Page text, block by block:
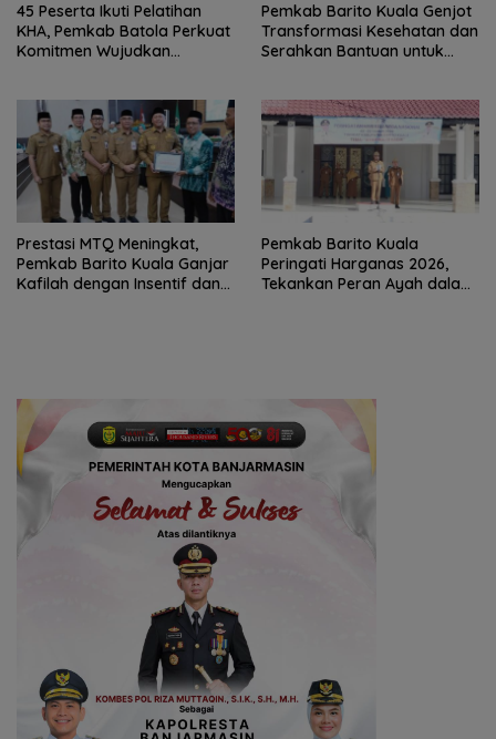
45 Peserta Ikuti Pelatihan
KHA, Pemkab Batola Perkuat
Komitmen Wujudkan
Pemkab Barito Kuala Genjot
Transformasi Kesehatan dan
Serahkan Bantuan untuk
Prestasi MTQ Meningkat,
Pemkab Barito Kuala Ganjar
Kafilah dengan Insentif dan
Pemkab Barito Kuala
Peringati Harganas 2026,
Tekankan Peran Ayah dalam